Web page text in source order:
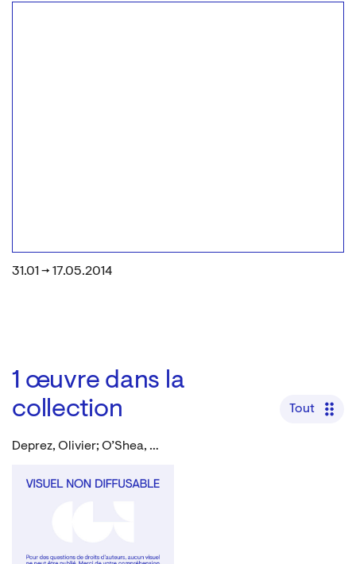
31.01 → 17.05.2014
1 œuvre dans la
collection
Tout
Deprez, Olivier; O’Shea, Miles